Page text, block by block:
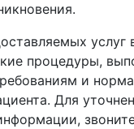
услуг
процедуры,
и
Для